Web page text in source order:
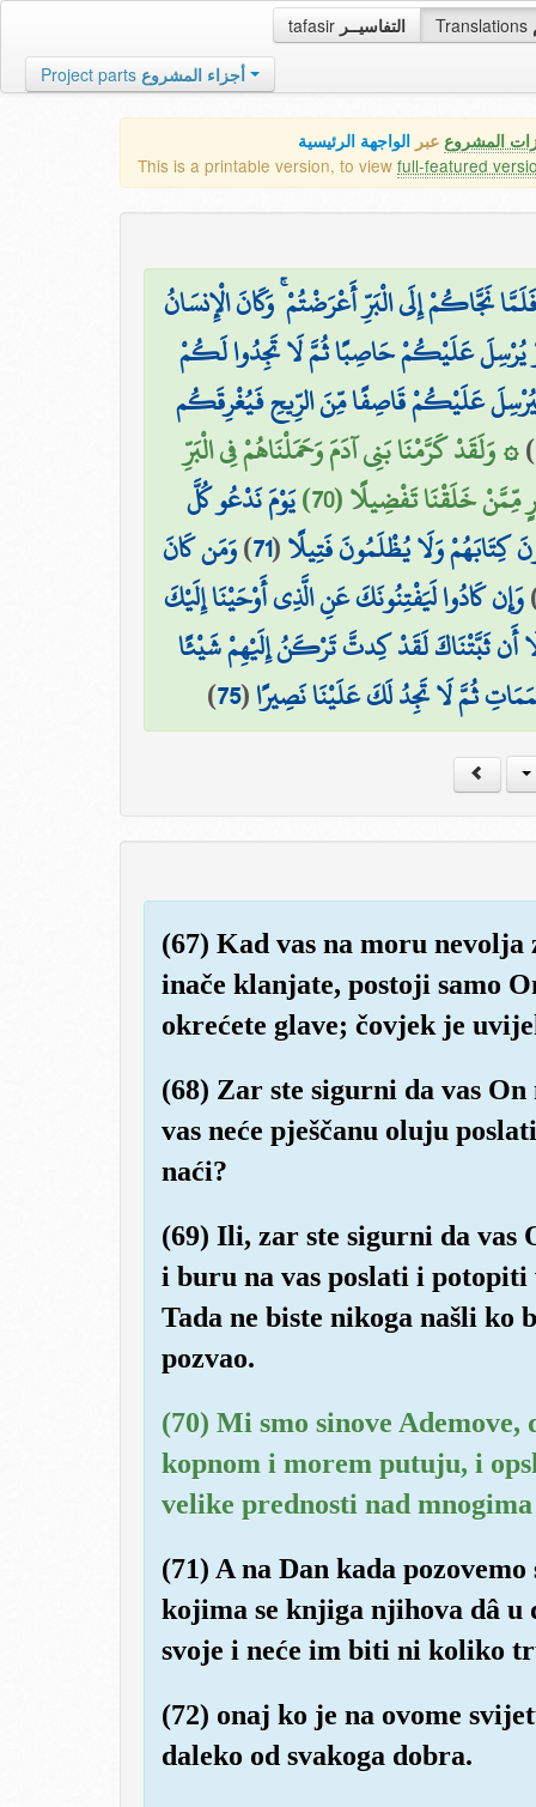
tafasir التفاسيــر Translations
Project parts أجزاء المشروع
المشروع عبر الواجهة الرئيسية
This is a printable version, to view full-featured
نَجَّاكُمْ إِلَى الْبَرِّ أَعْرَضْتُمْ ۚ وَكَانَ الْإِنسَانُ
يُرْسِلَ عَلَيْكُمْ حَاصِبًا ثُمَّ لَا تَجِدُوا لَكُمْ
عَلَيْكُمْ قَاصِفًا مِّنَ الرِّيحِ فَيُغْرِقَكُم
)۞ وَلَقَدْ كَرَّمْنَا بَنِي آدَمَ وَحَمَلْنَاهُمْ فِي الْبَرِّ
خَلَقْنَا تَفْضِيلًا (70)
يَوْمَ نَدْعُو كُلَّ
كِتَابَهُمْ وَلَا يُظْلَمُونَ فَتِيلًا(
71
)وَمَن كَانَ
وَإِن كَادُوا لَيَفْتِنُونَكَ عَنِ الَّذِي أَوْحَيْنَا إِلَيْكَ
أَن ثَبَّتْنَاكَ لَقَدْ كِدتَّ تَرْكَنُ إِلَيْهِمْ شَيْئًا
ثُمَّ لَا تَجِدُ لَكَ عَلَيْنَا نَصِيرًا(
75
)
(67) Kad vas na moru nevolja
inače klanjate, postoji samo
okrećete glave; čovjek je
(68) Zar ste sigurni da vas
vas neće pješčanu oluju
naći?
(69) Ili, zar ste sigurni da vas
i buru na vas poslati i potopiti
Tada ne biste nikoga našli ko
pozvao.
(70) Mi smo sinove
kopnom i morem putuju, i
velike prednosti nad
(71) A na Dan kada
kojima se knjiga njihova dâ
svoje i neće im biti ni koliko
(72) onaj ko je na ovome
daleko od svakoga dobra.